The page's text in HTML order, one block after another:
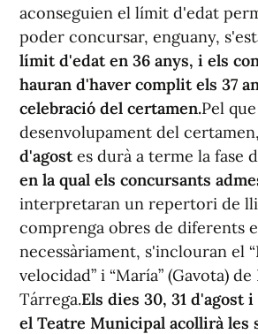
aconseguien el límit d'edat
poder concursar, enguany,
límit d'edat en 36 anys, i els
hauran d'haver complit els 37
celebració del certamen.Pel
desenvolupament del certamen,
d'agostes durà a terme la fase
en la qual els concursants
interpretaran un repertori de
comprenga obres de diferents
necessàriament, s'inclouran el
velocidad” i “María” (Gavota)
Tárrega.Els dies 30, 31 d'agost
el Teatre Municipal acollirà les